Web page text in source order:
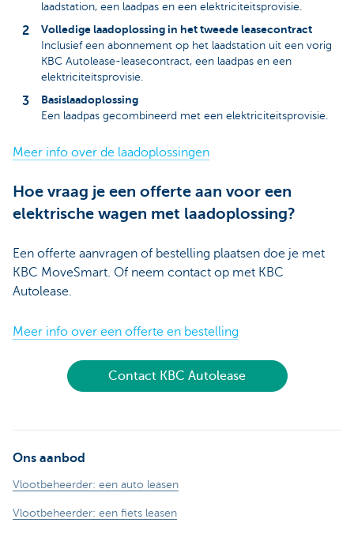
laadstation, een laadpas en een elektriciteitsprovisie.
Volledige laadoplossing in het tweede leasecontract
Inclusief een abonnement op het laadstation uit een vorig
KBC Autolease-leasecontract, een laadpas en een
elektriciteitsprovisie.
Basislaadoplossing
Een laadpas gecombineerd met een elektriciteitsprovisie.
Meer info over de laadoplossingen
Hoe vraag je een offerte aan voor een
elektrische wagen met laadoplossing?
Een offerte aanvragen of bestelling plaatsen doe je met
KBC MoveSmart. Of neem contact op met KBC
Autolease.
Meer info over een offerte en bestelling
Contact KBC Autolease
Ons aanbod
Vlootbeheerder: een auto leasen
Vlootbeheerder: een fiets leasen